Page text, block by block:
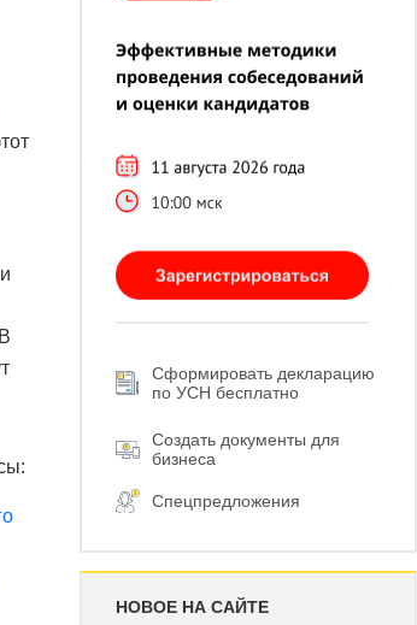
Сформировать декларацию
по УСН бесплатно
Создать документы для
бизнеса
Спецпредложения
НОВОЕ НА САЙТЕ